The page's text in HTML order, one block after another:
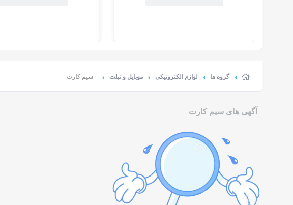
گروه ها لوازم الکترونیکی موبایل و تبلت سیم کارت
آگهی های سیم کارت